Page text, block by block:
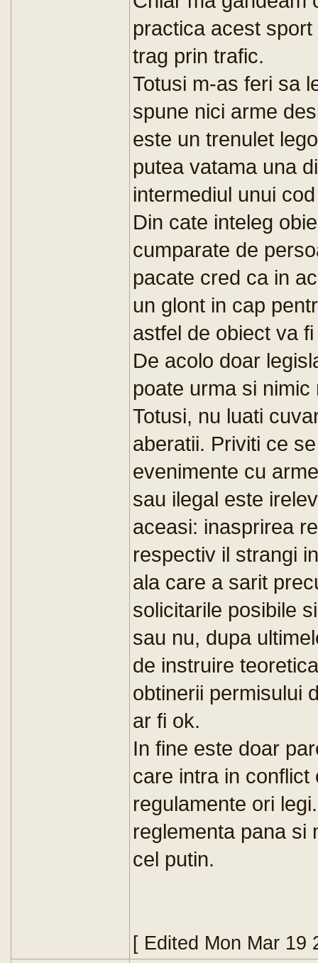
practica acest
trag prin trafic.
Totusi m-as feri sa
spune nici arme
este un trenulet
putea vatama una
intermediul unui
Din cate inteleg
cumparate de
pacate cred ca in
un glont in cap
astfel de obiect va
De acolo doar
poate urma si nimic
Totusi, nu luati
aberatii. Priviti ce
evenimente cu
sau ilegal este
aceasi: inasprirea
respectiv il strangi
ala care a sarit
solicitarile posibile
sau nu, dupa
de instruire
obtinerii permisului
ar fi ok.
In fine este doar
care intra in
regulamente ori
reglementa pana si
cel putin.
[ Edited Mon Mar 19